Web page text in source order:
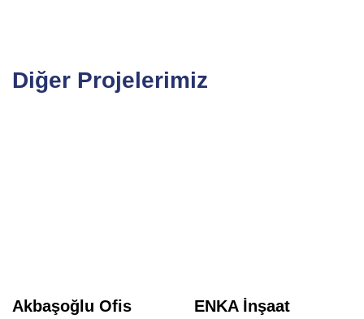
Diğer Projelerimiz
Akbaşoğlu Ofis
ENKA İnşaat